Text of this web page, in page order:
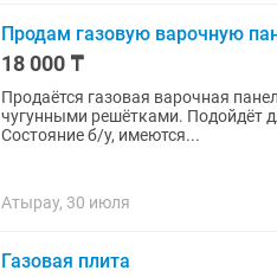
Продам газовую варочную
18 000 ₸
Продаётся газовая варочная
чугунными решётками. Подойдёт
Состояние б/у, имеются...
Атырау, 30 июля
Газовая плита